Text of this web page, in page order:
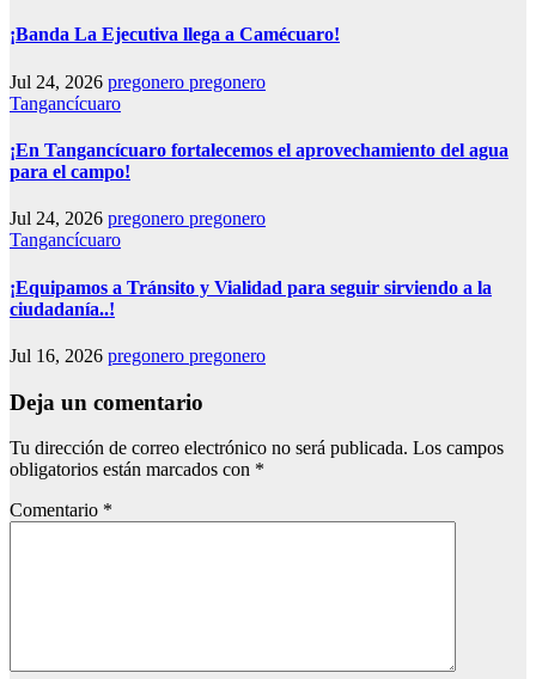
¡Banda La Ejecutiva llega a Camécuaro!
Jul 24, 2026 pregonero pregonero
Tangancícuaro
¡En Tangancícuaro fortalecemos el aprovechamiento del agua
para el campo!
Jul 24, 2026 pregonero pregonero
Tangancícuaro
¡Equipamos a Tránsito y Vialidad para seguir sirviendo a la
ciudadanía..!
Jul 16, 2026 pregonero pregonero
Deja un comentario
Tu dirección de correo electrónico no será publicada. Los campos
obligatorios están marcados con *
Comentario *